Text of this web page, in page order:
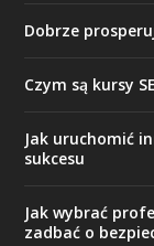
Dobrze
Czym są kursy
Jak uruchomić
sukcesu
Jak wybrać
zadbać o